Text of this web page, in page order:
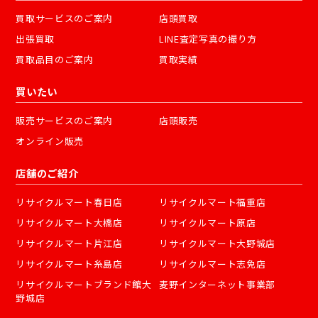
買取サービスのご案内
店頭買取
出張買取
LINE査定写真の撮り方
買取品目のご案内
買取実績
買いたい
販売サービスのご案内
店頭販売
オンライン販売
店舗のご紹介
リサイクルマート春日店
リサイクルマート福重店
リサイクルマート大橋店
リサイクルマート原店
リサイクルマート片江店
リサイクルマート大野城店
リサイクルマート糸島店
リサイクルマート志免店
リサイクルマートブランド館大
野城店
麦野インターネット事業部